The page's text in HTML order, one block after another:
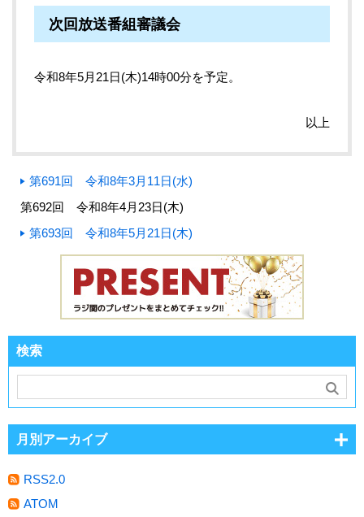
次回放送番組審議会
令和8年5月21日(木)14時00分を予定。
以上
第691回 令和8年3月11日(水)
第692回 令和8年4月23日(木)
第693回 令和8年5月21日(木)
検索
月別アーカイブ
RSS2.0
ATOM